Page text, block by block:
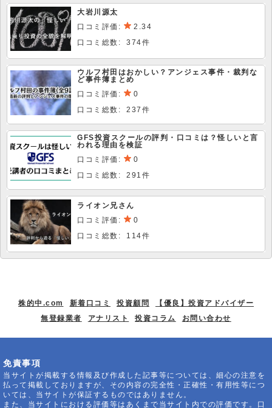
大岩川源太
口コミ評価:
2.34
口コミ総数: 374件
ウルフ村田はおかしい？アンジェス事件・裁判な
ど事件簿まとめ
口コミ評価:
0
口コミ総数: 237件
GFS投資スクールの評判・口コミは？怪しいと言
われる理由を検証
口コミ評価:
0
口コミ総数: 291件
ライオン兄さん
口コミ評価:
0
口コミ総数: 114件
株的中.com 新着口コミ 投資顧問
【優良】投資アドバイザー
無登録業者
アナリスト 投資コラム お問い合わせ
免責事項
当サイトが掲載する情報及び作成した記事等については、細心の注意を
払って掲載しておりますが、その内容の完全性・正確性・有用性等につ
いては、当サイトが保証するものではありません。
また、当サイトにおける評価等はあくまで当サイト内での評価です。口